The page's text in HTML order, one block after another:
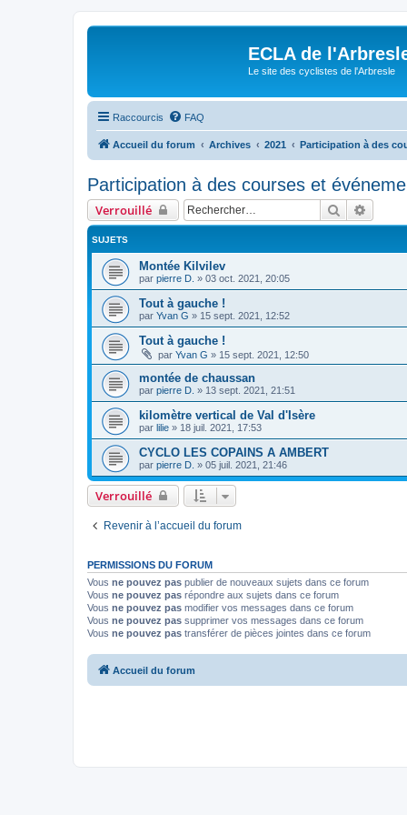
ECLA de
Le site des cyclistes de l'Arbresle
Raccourcis FAQ
Accueil du forum Archives 2021 Participation à des
Participation à des courses et
Verrouillé Rechercher
SUJETS
Montée Kilvilev
par pierre D. » 03 oct. 2021, 20:05
Tout à gauche !
par Yvan G » 15 sept. 2021, 12:52
Tout à gauche !
par Yvan G » 15 sept. 2021, 12:50
montée de chaussan
par pierre D. » 13 sept. 2021, 21:51
kilomètre vertical de Val d'Isère
par lilie » 18 juil. 2021, 17:53
CYCLO LES COPAINS A AMBERT
par pierre D. » 05 juil. 2021, 21:46
Verrouillé
Revenir à l’accueil du forum
PERMISSIONS DU FORUM
Vous ne pouvez pas publier de nouveaux sujets dans ce forum
Vous ne pouvez pas répondre aux sujets dans ce forum
Vous ne pouvez pas modifier vos messages dans ce forum
Vous ne pouvez pas supprimer vos messages dans ce forum
Vous ne pouvez pas transférer de pièces jointes dans ce forum
Accueil du forum